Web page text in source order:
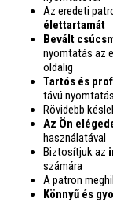
Az eredeti
élettartamát
Bevált
nyomtatás az
oldalig
Tartós és
távú
Rövidebb
Az Ön
használatával
Biztosítjuk az
számára
A patron
Könnyű és